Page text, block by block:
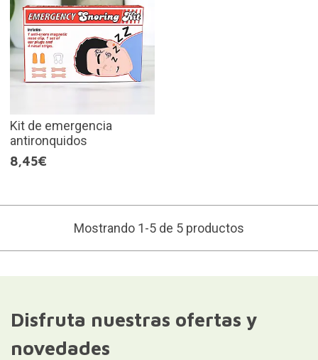
Kit de emergencia
antironquidos
8,45€
Mostrando 1-5 de 5 productos
Disfruta nuestras ofertas y
novedades